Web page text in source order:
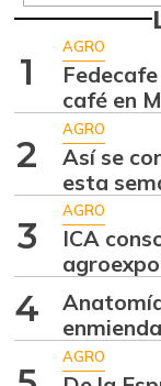
07/25/2026
07/25/2026
07/25/2026
07/25/2026
07/25/2026
1
AGRO
café en
2
AGRO
Así se
esta
3
AGRO
ICA
4
AGRO